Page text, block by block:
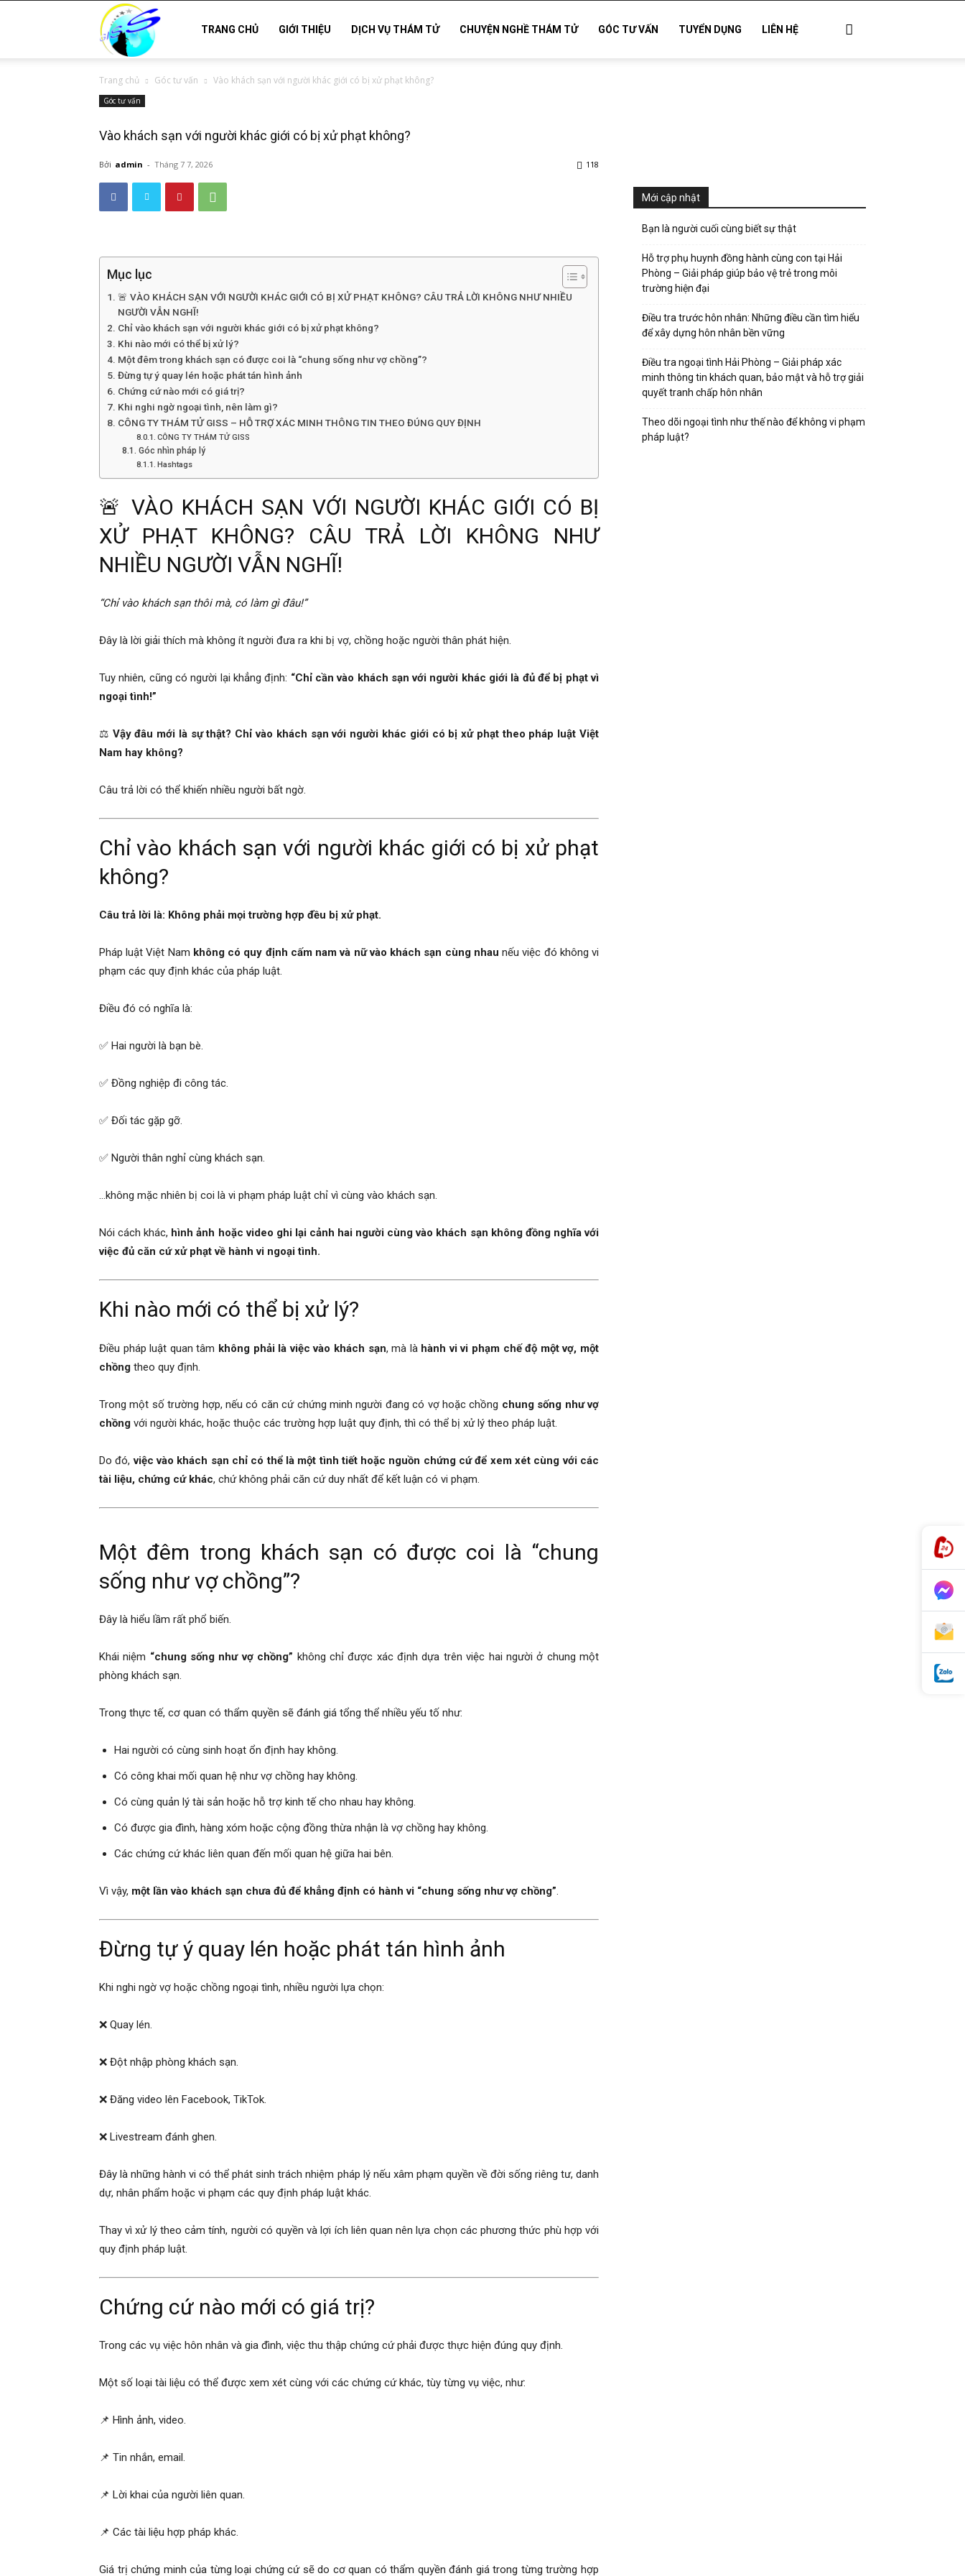
tử
Hải
Phòng,
Tham
tu
Hai
Phong,
tử
Giss
hai
phong,
phong
tu
phong,
văn
phòng
tử
dịch
vụ
hải
thám
tham
Giss
TRANG CHỦ GIỚI THIỆU DỊCH VỤ THÁM TỬ CHUYỆN NGHỀ THÁM TỬ GÓC TƯ VẤN TUYỂN DỤNG LIÊN HỆ
Trang chủ Góc tư vấn Vào khách sạn với người khác giới có bị xử phạt không?
Góc tư vấn
Vào khách sạn với người khác giới có bị xử phạt không?
Bởi admin - Tháng 7 7, 2026 118
Mục lục
🚨 VÀO KHÁCH SẠN VỚI NGƯỜI KHÁC GIỚI CÓ BỊ XỬ PHẠT KHÔNG? CÂU TRẢ LỜI KHÔNG NHƯ NHIỀU
NGƯỜI VẪN NGHĨ!
Chỉ vào khách sạn với người khác giới có bị xử phạt không?
Khi nào mới có thể bị xử lý?
Một đêm trong khách sạn có được coi là “chung sống như vợ chồng”?
Đừng tự ý quay lén hoặc phát tán hình ảnh
Chứng cứ nào mới có giá trị?
Khi nghi ngờ ngoại tình, nên làm gì?
CÔNG TY THÁM TỬ GISS – HỖ TRỢ XÁC MINH THÔNG TIN THEO ĐÚNG QUY ĐỊNH
CÔNG TY THÁM TỬ GISS
Góc nhìn pháp lý
Hashtags
🚨 VÀO KHÁCH SẠN VỚI NGƯỜI KHÁC GIỚI CÓ BỊ
XỬ PHẠT KHÔNG? CÂU TRẢ LỜI KHÔNG NHƯ
NHIỀU NGƯỜI VẪN NGHĨ!
“Chỉ vào khách sạn thôi mà, có làm gì đâu!”
Đây là lời giải thích mà không ít người đưa ra khi bị vợ, chồng hoặc người thân phát hiện.
Tuy nhiên, cũng có người lại khẳng định: “Chỉ cần vào khách sạn với người khác giới là đủ để bị phạt vì
ngoại tình!”
⚖️ Vậy đâu mới là sự thật? Chỉ vào khách sạn với người khác giới có bị xử phạt theo pháp luật Việt
Nam hay không?
Câu trả lời có thể khiến nhiều người bất ngờ.
Chỉ vào khách sạn với người khác giới có bị xử phạt
không?
Câu trả lời là: Không phải mọi trường hợp đều bị xử phạt.
Pháp luật Việt Nam không có quy định cấm nam và nữ vào khách sạn cùng nhau nếu việc đó không vi
phạm các quy định khác của pháp luật.
Điều đó có nghĩa là:
✅ Hai người là bạn bè.
✅ Đồng nghiệp đi công tác.
✅ Đối tác gặp gỡ.
✅ Người thân nghỉ cùng khách sạn.
…không mặc nhiên bị coi là vi phạm pháp luật chỉ vì cùng vào khách sạn.
Nói cách khác, hình ảnh hoặc video ghi lại cảnh hai người cùng vào khách sạn không đồng nghĩa với
việc đủ căn cứ xử phạt về hành vi ngoại tình.
Khi nào mới có thể bị xử lý?
Điều pháp luật quan tâm không phải là việc vào khách sạn, mà là hành vi vi phạm chế độ một vợ, một
chồng theo quy định.
Trong một số trường hợp, nếu có căn cứ chứng minh người đang có vợ hoặc chồng chung sống như vợ
chồng với người khác, hoặc thuộc các trường hợp luật quy định, thì có thể bị xử lý theo pháp luật.
Do đó,việc vào khách sạn chỉ có thể là một tình tiết hoặc nguồn chứng cứ để xem xét cùng với các
tài liệu, chứng cứ khác, chứ không phải căn cứ duy nhất để kết luận có vi phạm.
Một đêm trong khách sạn có được coi là “chung
sống như vợ chồng”?
Đây là hiểu lầm rất phổ biến.
Khái niệm “chung sống như vợ chồng” không chỉ được xác định dựa trên việc hai người ở chung một
phòng khách sạn.
Trong thực tế, cơ quan có thẩm quyền sẽ đánh giá tổng thể nhiều yếu tố như:
Hai người có cùng sinh hoạt ổn định hay không.
Có công khai mối quan hệ như vợ chồng hay không.
Có cùng quản lý tài sản hoặc hỗ trợ kinh tế cho nhau hay không.
Có được gia đình, hàng xóm hoặc cộng đồng thừa nhận là vợ chồng hay không.
Các chứng cứ khác liên quan đến mối quan hệ giữa hai bên.
Vì vậy, một lần vào khách sạn chưa đủ để khẳng định có hành vi “chung sống như vợ chồng”.
Đừng tự ý quay lén hoặc phát tán hình ảnh
Khi nghi ngờ vợ hoặc chồng ngoại tình, nhiều người lựa chọn:
❌ Quay lén.
❌ Đột nhập phòng khách sạn.
❌ Đăng video lên Facebook, TikTok.
❌ Livestream đánh ghen.
Đây là những hành vi có thể phát sinh trách nhiệm pháp lý nếu xâm phạm quyền về đời sống riêng tư, danh
dự, nhân phẩm hoặc vi phạm các quy định pháp luật khác.
Thay vì xử lý theo cảm tính, người có quyền và lợi ích liên quan nên lựa chọn các phương thức phù hợp với
quy định pháp luật.
Chứng cứ nào mới có giá trị?
Trong các vụ việc hôn nhân và gia đình, việc thu thập chứng cứ phải được thực hiện đúng quy định.
Một số loại tài liệu có thể được xem xét cùng với các chứng cứ khác, tùy từng vụ việc, như:
📌 Hình ảnh, video.
📌 Tin nhắn, email.
📌 Lời khai của người liên quan.
📌 Các tài liệu hợp pháp khác.
Giá trị chứng minh của từng loại chứng cứ sẽ do cơ quan có thẩm quyền đánh giá trong từng trường hợp
Mới cập nhật
Bạn là người cuối cùng biết sự thật
Hỗ trợ phụ huynh đồng hành cùng con tại Hải
Phòng – Giải pháp giúp bảo vệ trẻ trong môi
trường hiện đại
Điều tra trước hôn nhân: Những điều cần tìm hiểu
để xây dựng hôn nhân bền vững
Điều tra ngoại tình Hải Phòng – Giải pháp xác
minh thông tin khách quan, bảo mật và hỗ trợ giải
quyết tranh chấp hôn nhân
Theo dõi ngoại tình như thế nào để không vi phạm
pháp luật?